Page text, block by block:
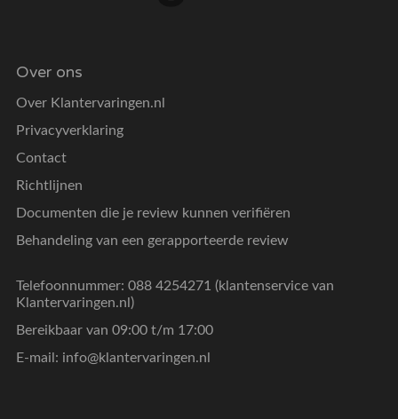
Over ons
Over Klantervaringen.nl
Privacyverklaring
Contact
Richtlijnen
Documenten die je review kunnen verifiëren
Behandeling van een gerapporteerde review
Telefoonnummer: 088 4254271 (klantenservice van
Klantervaringen.nl)
Bereikbaar van 09:00 t/m 17:00
E-mail: info@klantervaringen.nl